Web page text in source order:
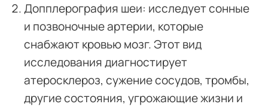
Допплерография шеи: исследует сонные
и позвоночные артерии, которые
снабжают кровью мозг. Этот вид
исследования диагностирует
атеросклероз, сужение сосудов, тромбы,
другие состояния, угрожающие жизни и